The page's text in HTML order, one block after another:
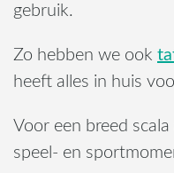
gebruik.
Zo hebben we ook
heeft alles in huis
Voor een breed scala
speel- en